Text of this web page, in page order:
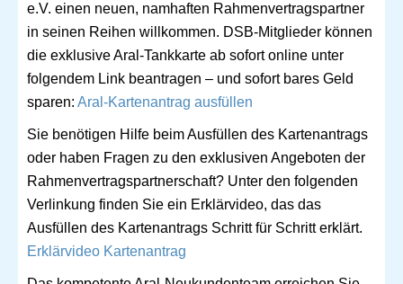
e.V. einen neuen, namhaften Rahmenvertragspartner
in seinen Reihen willkommen. DSB-Mitglieder können
die exklusive Aral-Tankkarte ab sofort online unter
folgendem Link beantragen – und sofort bares Geld
sparen: Aral-Kartenantrag ausfüllen
Sie benötigen Hilfe beim Ausfüllen des Kartenantrags
oder haben Fragen zu den exklusiven Angeboten der
Rahmenvertragspartnerschaft? Unter den folgenden
Verlinkung finden Sie ein Erklärvideo, das das
Ausfüllen des Kartenantrags Schritt für Schritt erklärt.
Erklärvideo Kartenantrag